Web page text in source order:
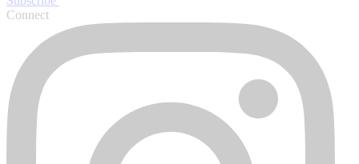
Connect